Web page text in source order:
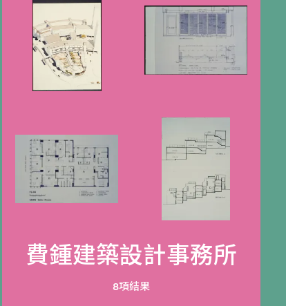
費鍾建築設計事務所
8項結果